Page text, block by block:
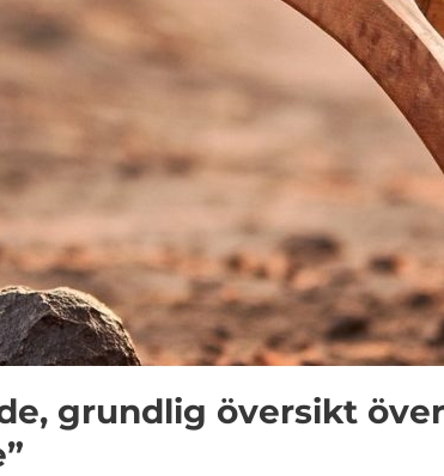
grundlig översikt över